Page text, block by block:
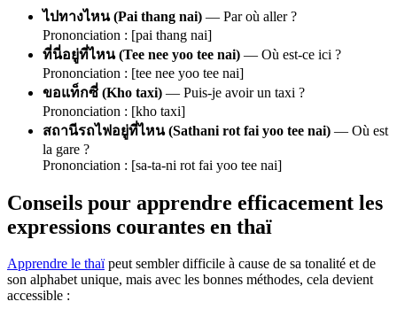
ไปทางไหน (Pai thang nai) — Par où aller ?
Prononciation : [pai thang nai]
ที่นี่อยู่ที่ไหน (Tee nee yoo tee nai) — Où est-ce ici ?
Prononciation : [tee nee yoo tee nai]
ขอแท็กซี่ (Kho taxi) — Puis-je avoir un taxi ?
Prononciation : [kho taxi]
สถานีรถไฟอยู่ที่ไหน (Sathani rot fai yoo tee nai) — Où est
la gare ?
Prononciation : [sa-ta-ni rot fai yoo tee nai]
Conseils pour apprendre efficacement les
expressions courantes en thaï
Apprendre le thaïpeut sembler difficile à cause de sa tonalité et de
son alphabet unique, mais avec les bonnes méthodes, cela devient
accessible :